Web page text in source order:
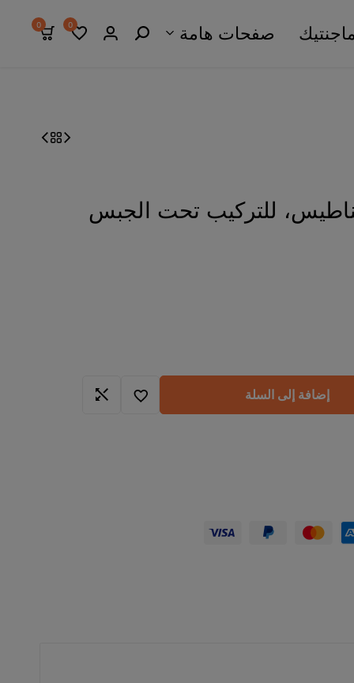
ماجنتيك صفحات هامة 0
0
للتركيب تحت الجبس
إضافة إلى السلة